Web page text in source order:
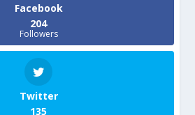
Facebook
204
Followers
Twitter
135